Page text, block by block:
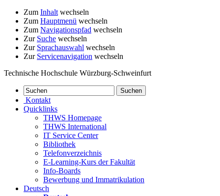
Zum Inhalt wechseln
Zum Hauptmenü wechseln
Zum Navigationspfad wechseln
Zur Suche wechseln
Zur Sprachauswahl wechseln
Zur Servicenavigation wechseln
Technische Hochschule Würzburg-Schweinfurt
Kontakt
Quicklinks
THWS Homepage
THWS International
IT Service Center
Bibliothek
Telefonverzeichnis
E-Learning-Kurs der Fakultät
Info-Boards
Bewerbung und Immatrikulation
Deutsch